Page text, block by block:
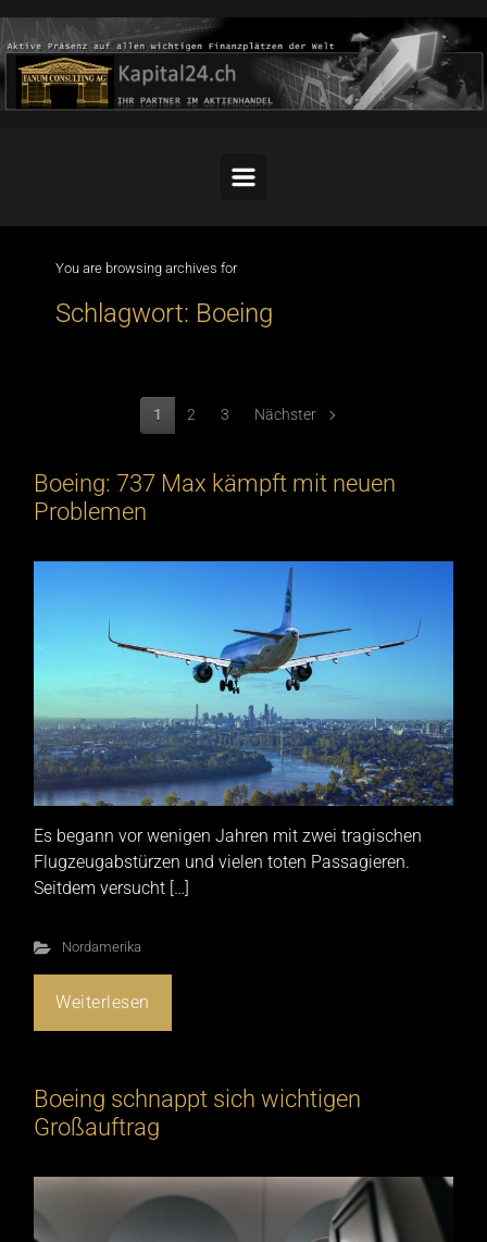
Skip to main content
You are browsing archives for
Schlagwort: Boeing
1 2 3 Nächster
Boeing: 737 Max kämpft mit neuen
Problemen
Es begann vor wenigen Jahren mit zwei tragischen
Flugzeugabstürzen und vielen toten Passagieren.
Seitdem versucht […]
Nordamerika
Weiterlesen
Boeing schnappt sich wichtigen
Großauftrag